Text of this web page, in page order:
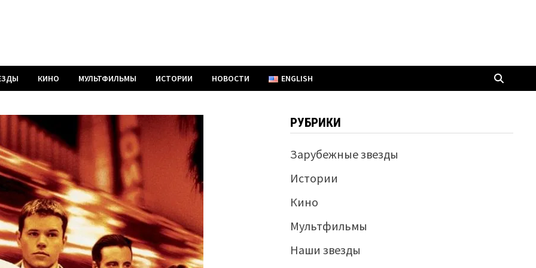
КИНО МУЛЬТФИЛЬМЫ ИСТОРИИ НОВОСТИ ENGLISH
РУБРИКИ
Зарубежные звезды
Истории
Кино
Мультфильмы
Наши звезды